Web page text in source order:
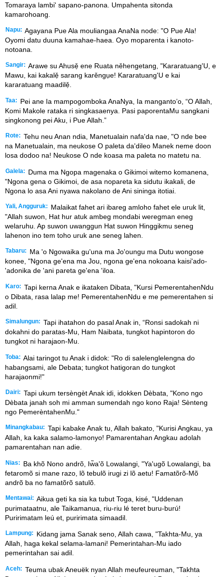
Tomaraya lambi' sapano-panona. Umpahenta sitonda
kamarohoang.
Napu: Agayana Pue Ala mouliangaa AnaNa node: "O Pue Ala!
Oyomi datu duuna kamahae-haea. Oyo moparenta i kanoto-
notoana.
Sangir: Arawe su Ahusẹ̌ ene Ruata něhengetang, "Kararatuang'U, e
Mawu, kai kakalẹ̌ sarang karěngụe! Kararatuang'U e kai
kararatuang maadilẹ̌.
Taa:
Pei ane Ia mampogomboka AnaNya, Ia manganto’o, “O Allah,
Komi Makole rataka ri singkasaenya. Pasi paporentaMu sangkani
singkonong pei Aku, i Pue Allah.”
Rote: Tehu neu Anan ndia, Manetualain nafa'da nae, "O nde bee
na Manetualain, ma neukose O paleta da'dileo Manek neme doon
losa dodoo na! Neukose O nde koasa ma paleta no matetu na.
Galela:
Duma ma Ngopa magenaka o Gikimoi witemo komanena,
"Ngona gena o Gikimoi, de asa nopareta ka sidutu ikakali, de
Ngona lo asa Ani nyawa nakolano de Ani sininga itotiai.
Yali, Angguruk:
Malaikat fahet ari ibareg amloho fahet ele uruk lit,
"Allah suwon, Hat hur atuk ambeg mondabi weregman eneg
welaruhu. Ap suwon uwanggun Hat suwon Hinggikmu seneg
lahenon ino tem toho uruk ane seneg lahen.
Tabaru:
Ma 'o Ngowaika gu'una ma Jo'oungu ma Dutu wongose
konee, "Ngona ge'ena ma Jou, ngona ge'ena nokoana kaisi'ado-
'adonika de 'ani pareta ge'ena 'iloa.
Karo: Tapi kerna Anak e ikataken Dibata, "Kursi PemerentahenNdu
o Dibata, rasa lalap me! PemerentahenNdu e me pemerentahen si
adil.
Simalungun: Tapi ihatahon do pasal Anak in, “Ronsi sadokah ni
dokahni do paratas-Mu, Ham Naibata, tungkot hapintoron do
tungkot ni harajaon-Mu.
Toba: Alai taringot tu Anak i didok: "Ro di salelenglelengna do
habangsami, ale Debata; tungkot hatigoran do tungkot
harajaonmi!"
Dairi: Tapi ukum tersèngèt Anak idi, idokken Dèbata, "Kono ngo
Dèbata janah soh mi amman sumendah ngo kono Raja! Sènteng
ngo PemerèntahenMu."
Minangkabau: Tapi kabake Anak tu, Allah bakato, "Kurisi Angkau, ya
Allah, ka kaka salamo-lamonyo! Pamarentahan Angkau adolah
pamarentahan nan adie.
Nias:
Ba khõ Nono andrõ, Iw̃a'õ Lowalangi, "Ya'ugõ Lowalangi, ba
fetaromõ si mane razo, lõ tebulõ irugi zi lõ aetu! Famatõrõ-Mõ
andrõ ba no famatõrõ satulõ.
Mentawai: Aikua geti ka sia ka tubut Toga, kisé, "Uddenan
purimataatnu, ale Taikamanua, riu-riu lé teret buru-burú!
Puririmatam leú et, puririmata simaadil.
Lampung:
Kidang jama Sanak seno, Allah cawa, "Takhta-Mu, ya
Allah, haga kekal selama-lamani! Pemerintahan-Mu iado
pemerintahan sai adil.
Aceh: Teuma ubak Aneuëk nyan Allah meufeureuman, "Takhta